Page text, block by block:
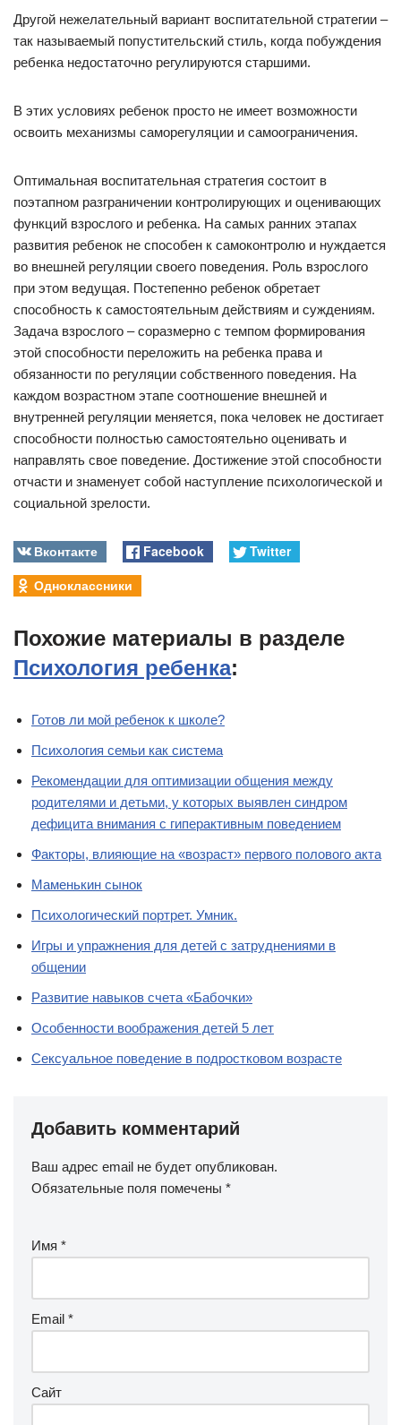
Другой нежелательный вариант воспитательной стратегии –
так называемый попустительский стиль, когда побуждения
ребенка недостаточно регулируются старшими.
В этих условиях ребенок просто не имеет возможности
освоить механизмы саморегуляции и самоограничения.
Оптимальная воспитательная стратегия состоит в
поэтапном разграничении контролирующих и оценивающих
функций взрослого и ребенка. На самых ранних этапах
развития ребенок не способен к самоконтролю и нуждается
во внешней регуляции своего поведения. Роль взрослого
при этом ведущая. Постепенно ребенок обретает
способность к самостоятельным действиям и суждениям.
Задача взрослого – соразмерно с темпом формирования
этой способности переложить на ребенка права и
обязанности по регуляции собственного поведения. На
каждом возрастном этапе соотношение внешней и
внутренней регуляции меняется, пока человек не достигает
способности полностью самостоятельно оценивать и
направлять свое поведение. Достижение этой способности
отчасти и знаменует собой наступление психологической и
социальной зрелости.
Вконтакте Facebook
Twitter
Одноклассники
Похожие материалы в разделе
Психология ребенка:
Готов ли мой ребенок к школе?
Психология семьи как система
Рекомендации для оптимизации общения между
родителями и детьми, у которых выявлен синдром
дефицита внимания с гиперактивным поведением
Факторы, влияющие на «возраст» первого полового акта
Маменькин сынок
Психологический портрет. Умник.
Игры и упражнения для детей с затруднениями в
общении
Развитие навыков счета «Бабочки»
Особенности воображения детей 5 лет
Сексуальное поведение в подростковом возрасте
Добавить комментарий
Ваш адрес email не будет опубликован.
Обязательные поля помечены *
Имя *
Email *
Сайт